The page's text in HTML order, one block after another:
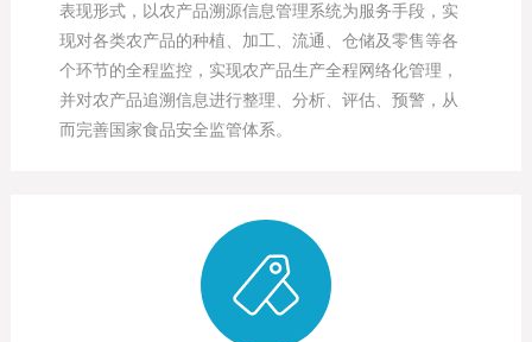
表现形式，以农产品溯源信息管理系统为服务手段，实
现对各类农产品的种植、加工、流通、仓储及零售等各
个环节的全程监控，实现农产品生产全程网络化管理，
并对农产品追溯信息进行整理、分析、评估、预警，从
而完善国家食品安全监管体系。